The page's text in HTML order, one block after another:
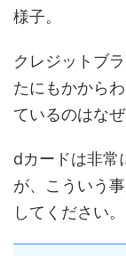
様子。
クレジットブ
たにもかから
ているのはな
dカードは非常
が、こういう
してください。